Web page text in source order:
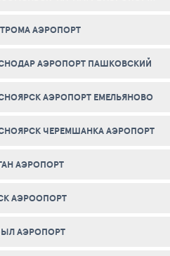
АЭРОПОРТ
АЭРОПОРТ ПАШКОВСКИЙ
АЭРОПОРТ ЕМЕЛЬЯНОВО
ЧЕРЕМШАНКА АЭРОПОРТ
АЭРОПОРТ
АЭРООПОРТ
АЭРОПОРТ